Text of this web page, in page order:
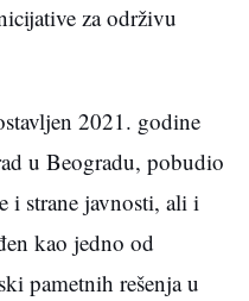
za održivu
2021. godine
u Beogradu, pobudio
i strane javnosti, ali i
kao jedno od
pametnih rešenja u